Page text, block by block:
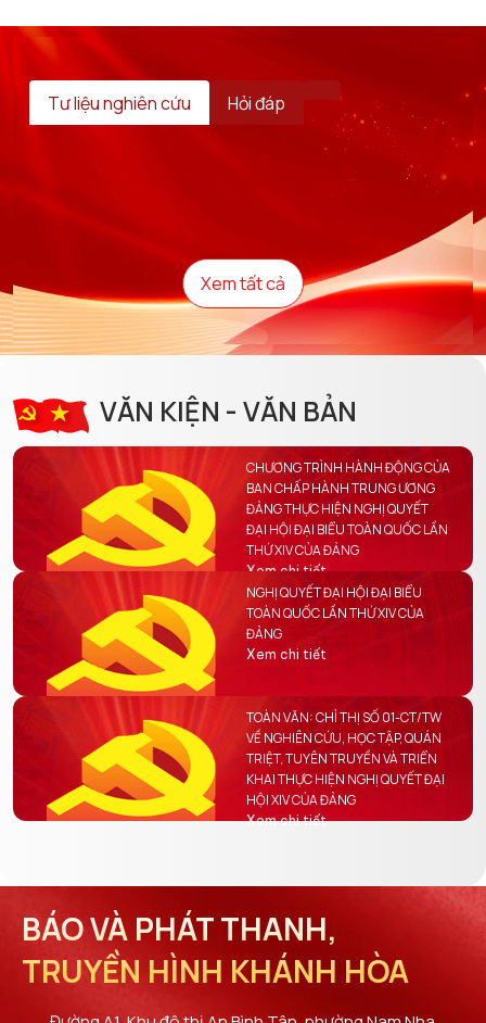
Tư liệu nghiên cứu Hỏi đáp
Xem tất cả
VĂN KIỆN - VĂN BẢN
CHƯƠNG TRÌNH HÀNH ĐỘNG CỦA
BAN CHẤP HÀNH TRUNG ƯƠNG
ĐẢNG THỰC HIỆN NGHỊ QUYẾT
ĐẠI HỘI ĐẠI BIỂU TOÀN QUỐC LẦN
THỨ XIV CỦA ĐẢNG
Xem chi tiết
NGHỊ QUYẾT ĐẠI HỘI ĐẠI BIỂU
TOÀN QUỐC LẦN THỨ XIV CỦA
ĐẢNG
Xem chi tiết
TOÀN VĂN: CHỈ THỊ SỐ 01-CT/TW
VỀ NGHIÊN CỨU, HỌC TẬP, QUÁN
TRIỆT, TUYÊN TRUYỀN VÀ TRIỂN
KHAI THỰC HIỆN NGHỊ QUYẾT ĐẠI
HỘI XIV CỦA ĐẢNG
Xem chi tiết
BÁO VÀ PHÁT THANH,
TRUYỀN HÌNH KHÁNH HÒA